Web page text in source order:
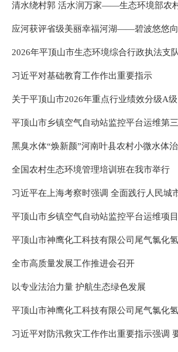
习近平对基础教育工作作出重要指示
全国农村生态环境管理培训班在我市举行
全市高质量发展工作推进会召开
以专业法治力量 护航生态绿色发展